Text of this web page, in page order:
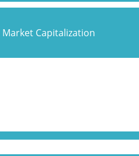
Market Capitalization